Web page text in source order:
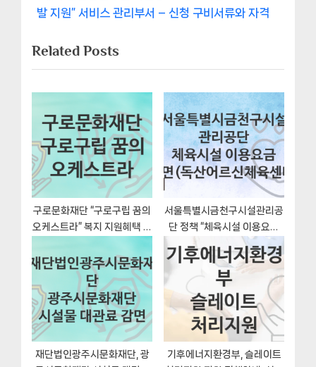
비
게
이
v
o
u
s
o
s
:
e
t
P
o
:
발 지원” 서비스 관리부서 – 신청 구비서류와 자격
Related Posts
구로문화재단 “구로구립 꿈의
오케스트라” 복지 지원혜택 신
서울특별시금천구시설관리공
단 정책 “체육시설 이용요금
감면(독산어르신체육센터)”
서비스 관리부서 – 신청 자격
조건과 신청방법
재단법인광주시문화재단, 광
기후에너지환경부, 슬레이트